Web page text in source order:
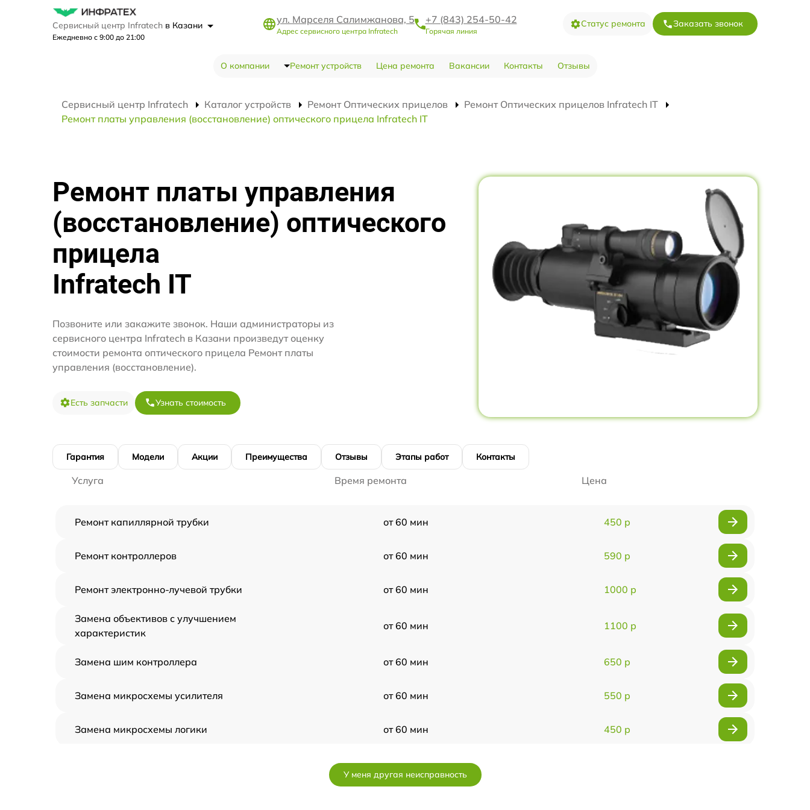
Сервисный центр Infratech в Казани
Ежедневно с 9:00 до 21:00
ул. Марселя Салимжанова, 5
Адрес сервисного центра Infratech
+7 (843) 254-50-42
Горячая линия
Статус ремонта Заказать звонок
О компании Ремонт устройств Цена ремонта Вакансии Контакты Отзывы
Сервисный центр Infratech Каталог устройств Ремонт Оптических прицелов
Ремонт Оптических прицелов Infratech IT
Ремонт платы управления (восстановление) оптического прицела Infratech IT
Ремонт платы управления
(восстановление) оптического
прицела
Infratech IT
Позвоните или закажите звонок. Наши администраторы из
сервисного центра Infratech в Казани произведут оценку
стоимости ремонта оптического прицела Ремонт платы
управления (восстановление).
Есть запчасти Узнать стоимость
Гарантия Модели Акции Преимущества Отзывы Этапы работ Контакты
Услуга Время ремонта Цена
Ремонт капиллярной трубки от 60 мин 450 р
Ремонт контроллеров от 60 мин 590 р
Ремонт электронно-лучевой трубки от 60 мин 1000 р
Замена объективов с улучшением
характеристик
от 60 мин 1100 р
Замена шим контроллера от 60 мин 650 р
Замена микросхемы усилителя от 60 мин 550 р
Замена микросхемы логики от 60 мин 450 р
от 60 мин
У меня другая неисправность